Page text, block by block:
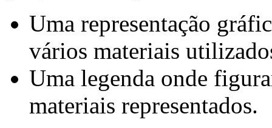
Uma representação
vários materiais
Uma legenda onde
materiais representados.